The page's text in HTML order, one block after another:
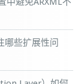
哪些扩展性问